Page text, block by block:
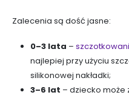
Zalecenia są dość jasne:
0–3 lata –
najlepiej przy użyciu
silikonowej nakładki;
3–6 lat – dziecko może